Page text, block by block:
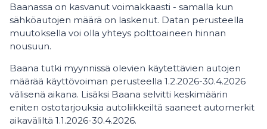
Baanassa on kasvanut voimakkaasti - samalla kun
sähköautojen määrä on laskenut. Datan perusteella
muutoksella voi olla yhteys polttoaineen hinnan
nousuun.
Baana tutki myynnissä olevien käytettävien autojen
määrää käyttövoiman perusteella 1.2.2026-30.4.2026
välisenä aikana. Lisäksi Baana selvitti keskimäärin
eniten ostotarjouksia autoliikkeiltä saaneet automerkit
aikaväliltä 1.1.2026-30.4.2026.